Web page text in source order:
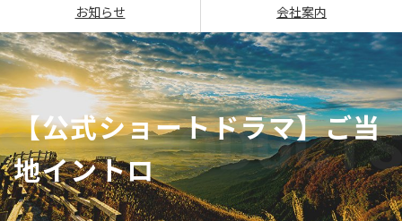
お知らせ 会社案内
【公式ショートドラマ】ご当
地イントロ